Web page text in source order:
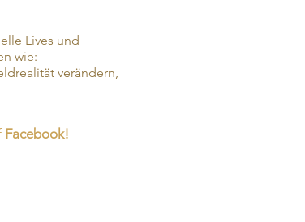
Lives und
wie:
verändern,
Facebook!